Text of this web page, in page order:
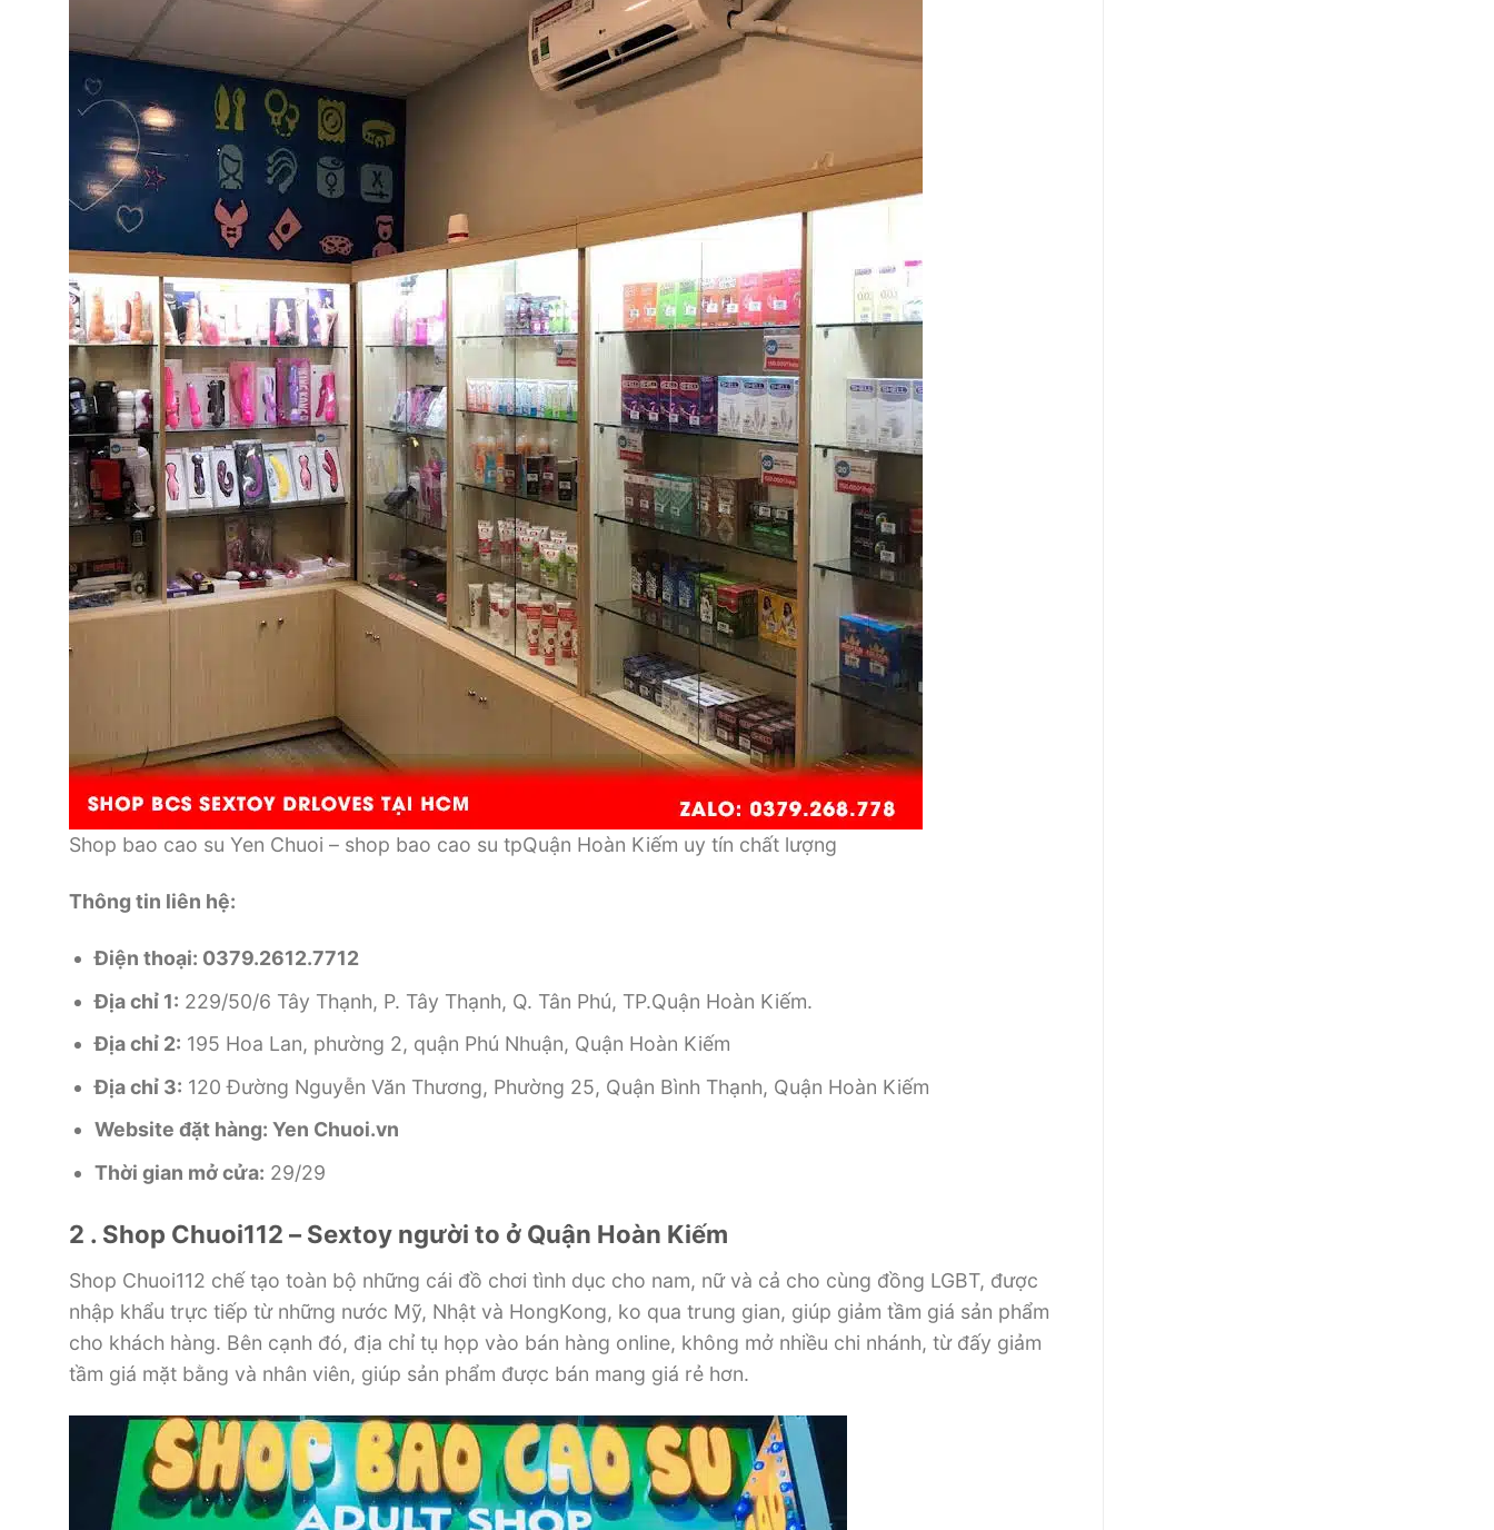
Shop bao cao su Yen Chuoi – shop bao cao su tpQuận Hoàn Kiếm uy tín chất lượng
Thông tin liên hệ:
Điện thoại: 0379.2612.7712
Địa chỉ 1: 229/50/6 Tây Thạnh, P. Tây Thạnh, Q. Tân Phú, TP.Quận Hoàn Kiếm.
Địa chỉ 2: 195 Hoa Lan, phường 2, quận Phú Nhuận, Quận Hoàn Kiếm
Địa chỉ 3: 120 Đường Nguyễn Văn Thương, Phường 25, Quận Bình Thạnh, Quận Hoàn Kiếm
Website đặt hàng: Yen Chuoi.vn
Thời gian mở cửa: 29/29
2 . Shop Chuoi112 – Sextoy người to ở Quận Hoàn Kiếm
Shop Chuoi112 chế tạo toàn bộ những cái đồ chơi tình dục cho nam, nữ và cả cho cùng đồng LGBT, được
nhập khẩu trực tiếp từ những nước Mỹ, Nhật và HongKong, ko qua trung gian, giúp giảm tầm giá sản phẩm
cho khách hàng. Bên cạnh đó, địa chỉ tụ họp vào bán hàng online, không mở nhiều chi nhánh, từ đấy giảm
tầm giá mặt bằng và nhân viên, giúp sản phẩm được bán mang giá rẻ hơn.